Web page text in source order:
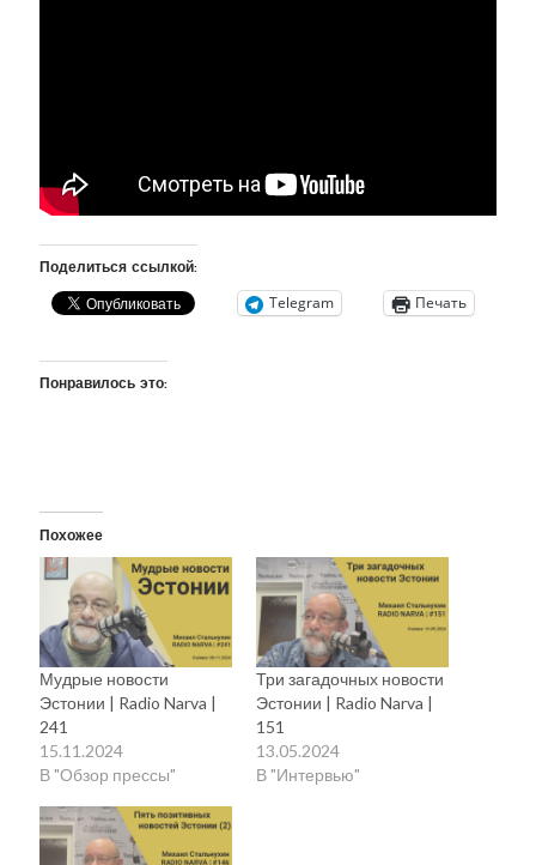
русскоязычное образование сми
стенограмма
т.х. ильвес
танк фотоотчет экономика экономика эстонии
эстония эстонский язык
mstalnuhhin@gmail.com
Поделиться ссылкой:
Telegram Печать
Понравилось это:
Похожее
Мудрые новости
Эстонии | Radio Narva |
241
15.11.2024
В "Обзор прессы"
Три загадочных новости
Эстонии | Radio Narva |
151
13.05.2024
В "Интервью"